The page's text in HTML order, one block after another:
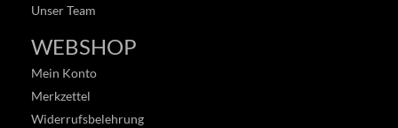
Unser Team
WEBSHOP
Mein Konto
Merkzettel
Widerrufsbelehrung